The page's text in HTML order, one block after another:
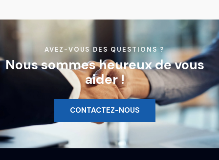
AVEZ-VOUS DES QUESTIONS ?
Nous sommes heureux de vous
aider !
CONTACTEZ-NOUS